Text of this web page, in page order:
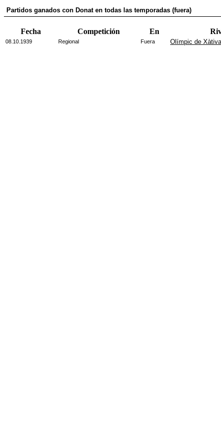
Partidos ganados con Donat en todas las temporadas (fuera)
Fecha Competición En
08.10.1939 Regional Fuera Olímpic de Xàtiva